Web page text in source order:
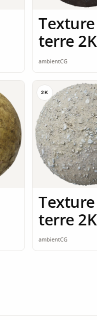
Texture
terre 2K
seamless
ambientCG
2K
Texture
terre 2K
seamless
ambientCG